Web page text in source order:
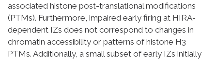
associated histone post-translational modifications
(PTMs). Furthermore, impaired early firing at HIRA-
dependent IZs does not correspond to changes in
chromatin accessibility or patterns of histone H3
PTMs. Additionally, a small subset of early IZs initially